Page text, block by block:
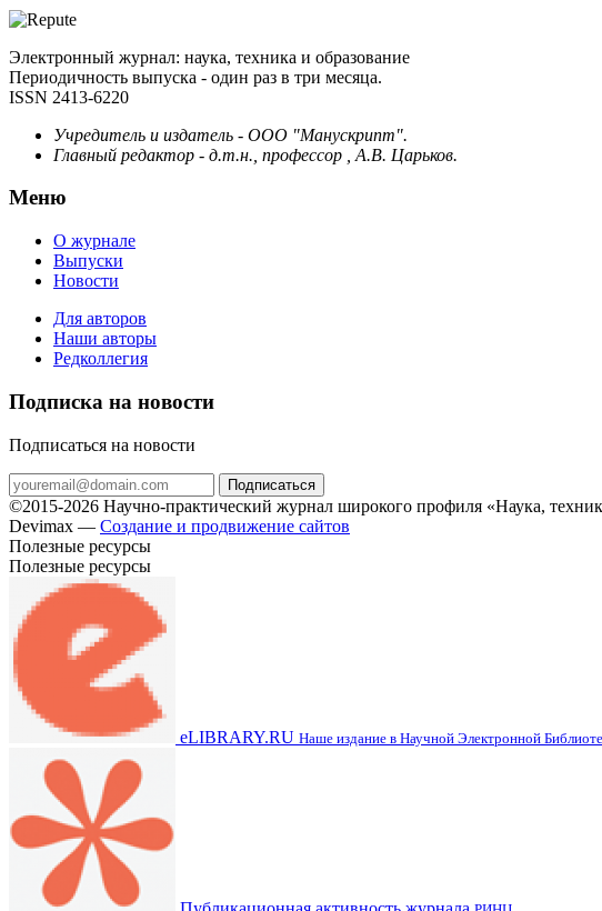
Электронный журнал: наука, техника и образование
Периодичность выпуска - один раз в три месяца.
ISSN 2413-6220
Учредитель и издатель - ООО "Манускрипт".
Главный редактор - д.т.н., профессор , А.В. Царьков.
Меню
О журнале
Выпуски
Новости
Для авторов
Наши авторы
Редколлегия
Подписка на новости
Подписаться на новости
Подписаться
©2015-2026 Научно-практический журнал широкого профиля «Наука,
Devimax — Создание и продвижение сайтов
Полезные ресурсы
Полезные ресурсы
eLIBRARY.RU Наше издание в Научной Электронной